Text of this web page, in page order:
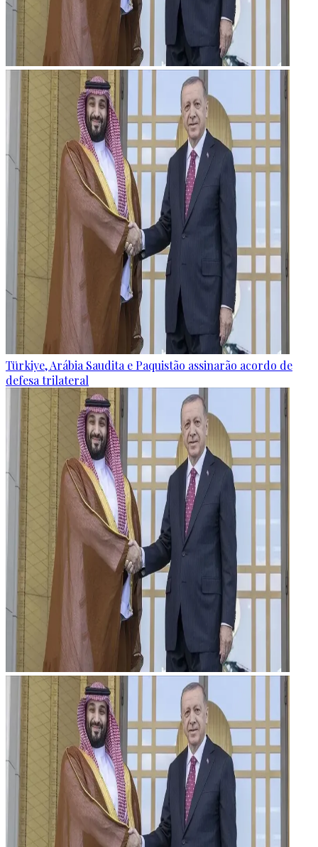
Türkiye, Arábia Saudita e Paquistão assinarão acordo de
defesa trilateral